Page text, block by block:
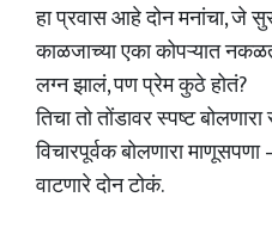
हा प्रवास आहे दोन मनांचा, जे
काळजाच्या एका कोपऱ्यात
लग्न झालं, पण प्रेम कुठे होतं?
तिचा तो तोंडावर स्पष्ट
विचारपूर्वक बोलणारा
वाटणारे दोन टोकं.